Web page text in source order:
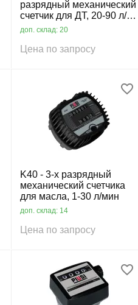
разрядный механический
счетчик для ДТ, 20-90 л/
мин
доп. склад: 20
Цена по запросу
K40 - 3-х разрядный
механический счетчика
для масла, 1-30 л/мин
доп. склад: 14
Цена по запросу